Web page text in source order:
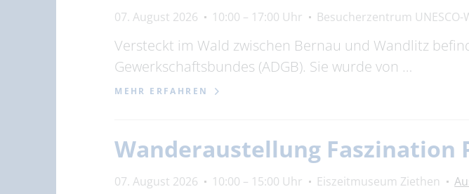
07. August 2026 10:00 – 17:00 Uhr Besucherzentrum
Versteckt im Wald zwischen Bernau und Wandlitz
Gewerkschaftsbundes (ADGB). Sie wurde von …
MEHR ERFAHREN
Wanderaustellung Faszination
07. August 2026 10:00 – 15:00 Uhr Eiszeitmuseum Ziethen